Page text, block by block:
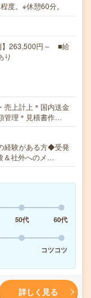
。※休憩60分。
】263,500円～ ■給
り
売上計上＊国内送金
管理＊見積書作…
経験がある方◆受発
＆社外へのメ…
50代
60代
コツコツ
詳しく見る